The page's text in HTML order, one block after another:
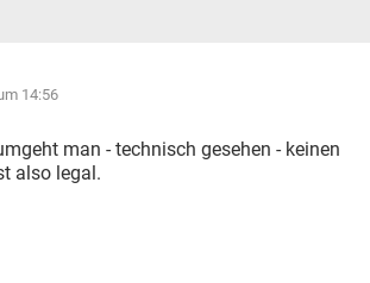
14:56
man - technisch gesehen - keinen
also legal.